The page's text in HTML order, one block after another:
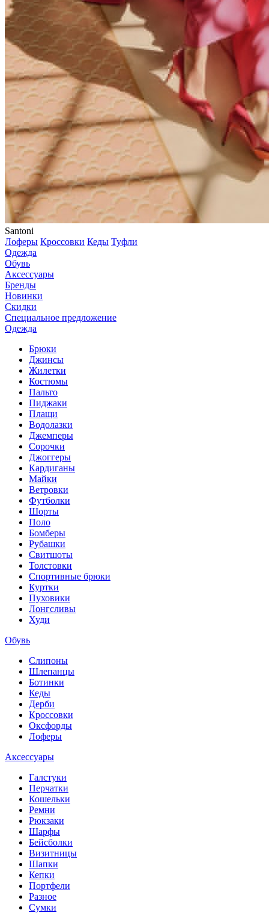
Santoni
Лоферы Кроссовки Кеды Туфли
Одежда
Обувь
Аксессуары
Бренды
Новинки
Скидки
Специальное предложение
Одежда
Брюки
Джинсы
Жилетки
Костюмы
Пальто
Пиджаки
Плащи
Водолазки
Джемперы
Сорочки
Джоггеры
Кардиганы
Майки
Ветровки
Футболки
Шорты
Поло
Бомберы
Рубашки
Свитшоты
Толстовки
Спортивные брюки
Куртки
Пуховики
Лонгсливы
Худи
Обувь
Слипоны
Шлепанцы
Ботинки
Кеды
Дерби
Кроссовки
Оксфорды
Лоферы
Аксессуары
Галстуки
Перчатки
Кошельки
Ремни
Рюкзаки
Шарфы
Бейсболки
Визитницы
Шапки
Кепки
Портфели
Разное
Сумки